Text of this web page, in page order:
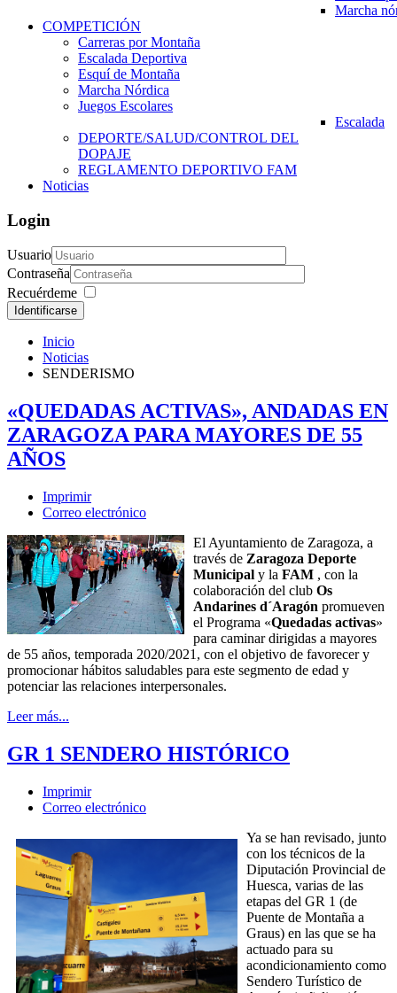
Marcha
COMPETICIÓN
Carreras por Montaña
Escalada Deportiva
Esquí de Montaña
Marcha Nórdica
Juegos Escolares
Escalada
DEPORTE/SALUD/CONTROL DEL
DOPAJE
REGLAMENTO DEPORTIVO FAM
Noticias
Login
Usuario
Contraseña
Recuérdeme
Identificarse
Inicio
Noticias
SENDERISMO
«QUEDADAS ACTIVAS», ANDADAS EN
ZARAGOZA PARA MAYORES DE 55
AÑOS
Imprimir
Correo electrónico
El Ayuntamiento de Zaragoza, a
través de Zaragoza Deporte
Municipal y la FAM , con la
colaboración del club Os
Andarines d´Aragón promueven
el Programa «Quedadas activas»
para caminar dirigidas a mayores
de 55 años, temporada 2020/2021, con el objetivo de favorecer y
promocionar hábitos saludables para este segmento de edad y
potenciar las relaciones interpersonales.
Leer más...
GR 1 SENDERO HISTÓRICO
Imprimir
Correo electrónico
Ya se han revisado, junto
con los técnicos de la
Diputación Provincial de
Huesca, varias de las
etapas del GR 1 (de
Puente de Montaña a
Graus) en las que se ha
actuado para su
acondicionamiento como
Sendero Turístico de